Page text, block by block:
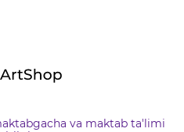
va maktab ta'limi